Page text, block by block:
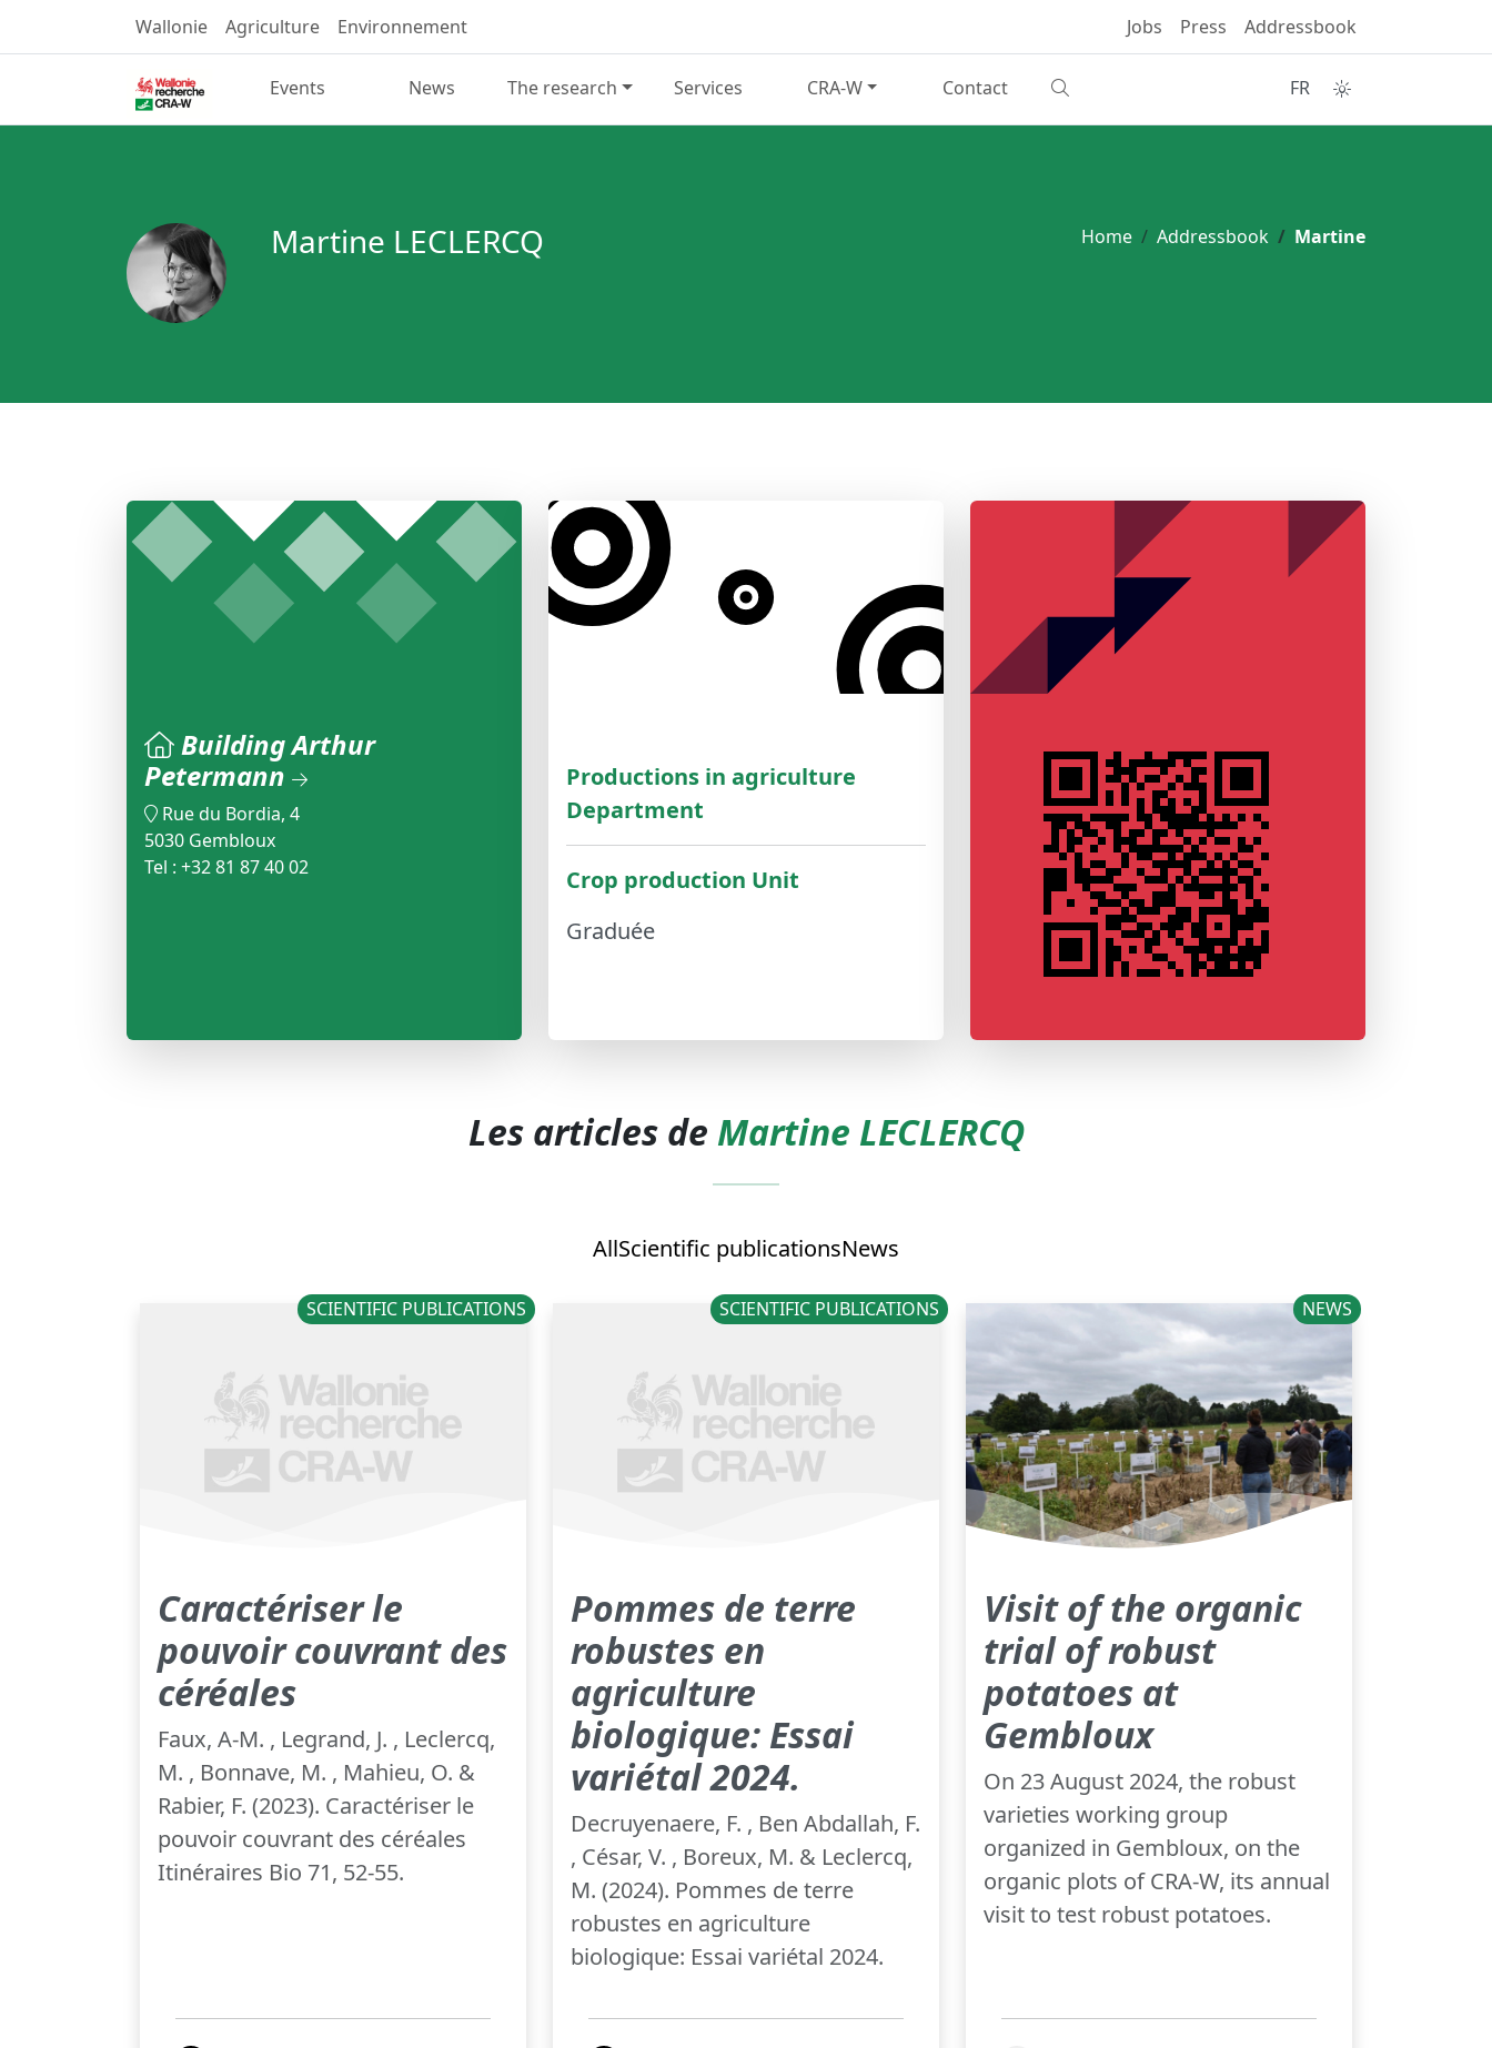
Wallonie Agriculture Environnement Jobs Press Addressbook
Events News The research Services CRA-W Contact FR
Home Addressbook Martine
Martine LECLERCQ
Building Arthur
Petermann
Rue du Bordia, 4
5030 Gembloux
Tel : +32 81 87 40 02
Productions in agriculture
Department
Crop production Unit
Graduée
Les articles de Martine LECLERCQ
AllScientific publicationsNews
SCIENTIFIC PUBLICATIONS
Caractériser le
pouvoir couvrant des
céréales
Faux, A-M. , Legrand, J. , Leclercq,
M. , Bonnave, M. , Mahieu, O. &
Rabier, F. (2023). Caractériser le
pouvoir couvrant des céréales
Itinéraires Bio 71, 52-55.
SCIENTIFIC PUBLICATIONS
Pommes de terre
robustes en
agriculture
biologique: Essai
variétal 2024.
Decruyenaere, F. , Ben Abdallah, F.
, César, V. , Boreux, M. & Leclercq,
M. (2024). Pommes de terre
robustes en agriculture
biologique: Essai variétal 2024.
NEWS
Visit of the organic
trial of robust
potatoes at
Gembloux
On 23 August 2024, the robust
varieties working group
organized in Gembloux, on the
organic plots of CRA-W, its annual
visit to test robust potatoes.